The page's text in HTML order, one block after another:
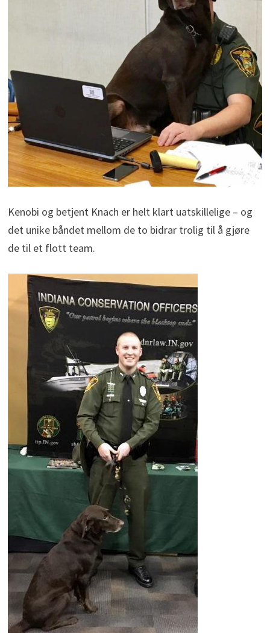
Kenobi og betjent Knach er helt klart uatskillelige – og
det unike båndet mellom de to bidrar trolig til å gjøre
de til et flott team.